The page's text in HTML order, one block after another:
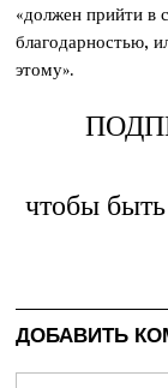
«должен прийти в
благодарностью,
этому».
чтобы
ДОБАВИТЬ